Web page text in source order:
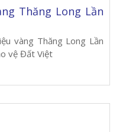
Thăng Long Lần
vàng Thăng Long Lần
vệ Đất Việt